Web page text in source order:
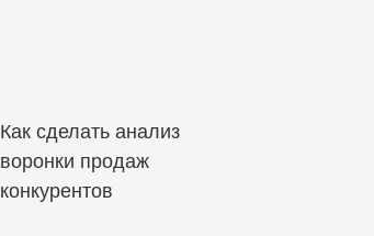
Как сделать анализ
воронки продаж
конкурентов